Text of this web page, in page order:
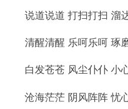
说道说道 打扫打扫 溜
清醒清醒 乐呵乐呵 琢
白发苍苍 风尘仆仆 小
沧海茫茫 阴风阵阵 忧